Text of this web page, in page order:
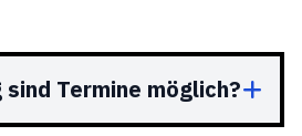
Termine möglich?